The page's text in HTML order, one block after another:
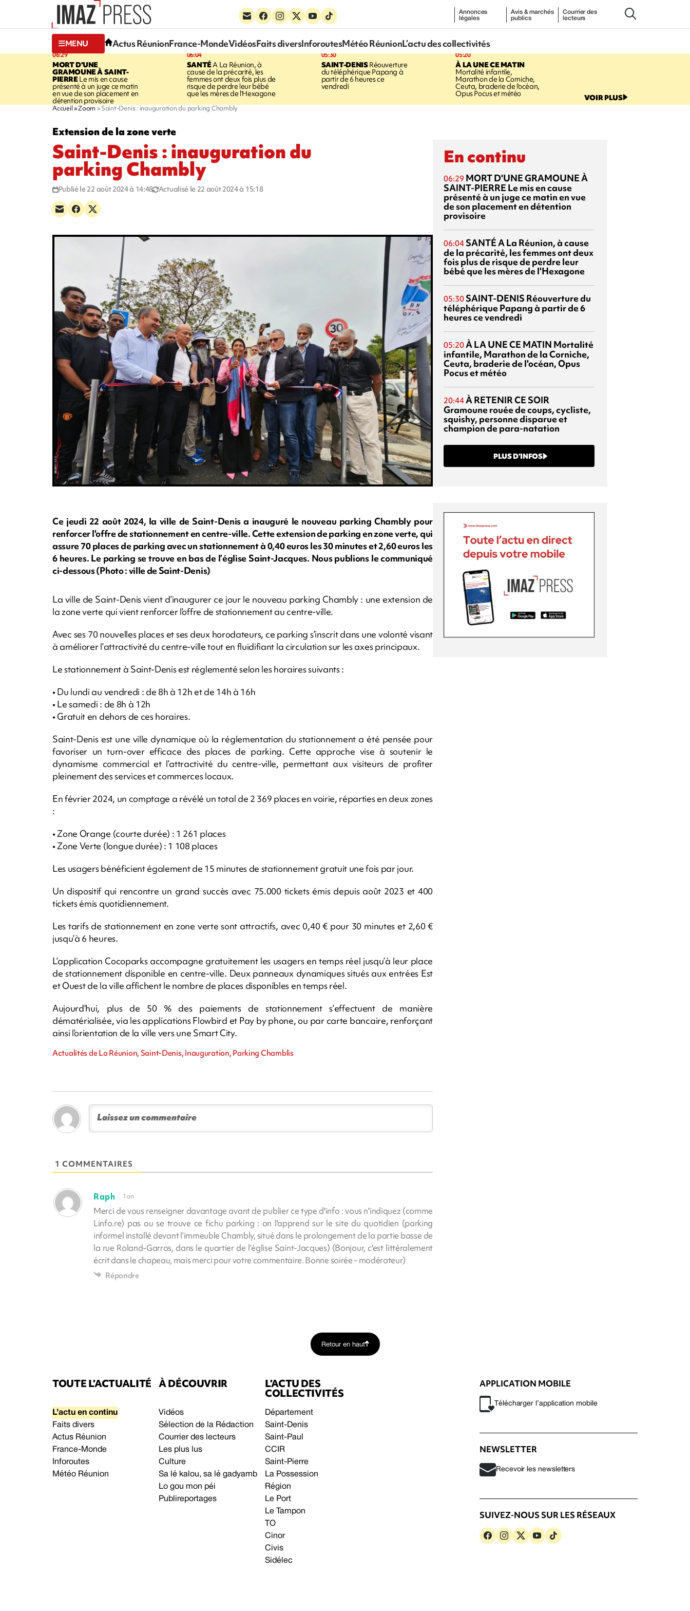
Annonces
légales
Avis & marchés
publics
Courrier des
lecteurs
MENU Actus RéunionFrance-MondeVidéosFaits diversInforoutesMétéo RéunionL’actu des collectivités
06:29
MORT D'UNE
GRAMOUNE À SAINT-
PIERRELe mis en cause
présenté à un juge ce matin
en vue de son placement en
détention provisoire
06:04
SANTÉA La Réunion, à
cause de la précarité, les
femmes ont deux fois plus de
risque de perdre leur bébé
que les mères de l'Hexagone
05:30
SAINT-DENISRéouverture
du téléphérique Papang à
partir de 6 heures ce
vendredi
05:20
À LA UNE CE MATIN
Mortalité infantile,
Marathon de la Corniche,
Ceuta, braderie de l'océan,
Opus Pocus et météo VOIR PLUS
Accueil Zoom Saint-Denis : inauguration du parking Chambly
Extension de la zone verte
Saint-Denis : inauguration du
parking Chambly
Publié le 22 août 2024 à 14:48 Actualisé le 22 août 2024 à 15:18
Ce jeudi 22 août 2024, la ville de Saint-Denis a inauguré le nouveau parking Chambly pour
renforcer l'offre de stationnement en centre-ville. Cette extension de parking en zone verte, qui
assure 70 places de parking avec un stationnement à 0,40 euros les 30 minutes et 2,60 euros les
6 heures. Le parking se trouve en bas de l’église Saint-Jacques. Nous publions le communiqué
ci-dessous (Photo : ville de Saint-Denis)
La ville de Saint-Denis vient d’inaugurer ce jour le nouveau parking Chambly : une extension de
la zone verte qui vient renforcer l’offre de stationnement au centre-ville.
Avec ses 70 nouvelles places et ses deux horodateurs, ce parking s’inscrit dans une volonté visant
à améliorer l’attractivité du centre-ville tout en fluidifiant la circulation sur les axes principaux.
Le stationnement à Saint-Denis est réglementé selon les horaires suivants :
• Du lundi au vendredi : de 8h à 12h et de 14h à 16h
• Le samedi : de 8h à 12h
• Gratuit en dehors de ces horaires.
Saint-Denis est une ville dynamique où la réglementation du stationnement a été pensée pour
favoriser un turn-over efficace des places de parking. Cette approche vise à soutenir le
dynamisme commercial et l’attractivité du centre-ville, permettant aux visiteurs de profiter
pleinement des services et commerces locaux.
En février 2024, un comptage a révélé un total de 2 369 places en voirie, réparties en deux zones
:
• Zone Orange (courte durée) : 1 261 places
• Zone Verte (longue durée) : 1 108 places
Les usagers bénéficient également de 15 minutes de stationnement gratuit une fois par jour.
Un dispositif qui rencontre un grand succès avec 75.000 tickets émis depuis août 2023 et 400
tickets émis quotidiennement.
Les tarifs de stationnement en zone verte sont attractifs, avec 0,40 € pour 30 minutes et 2,60 €
jusqu’à 6 heures.
L’application Cocoparks accompagne gratuitement les usagers en temps réel jusqu’à leur place
de stationnement disponible en centre-ville. Deux panneaux dynamiques situés aux entrées Est
et Ouest de la ville affichent le nombre de places disponibles en temps réel.
Aujourd’hui, plus de 50 % des paiements de stationnement s’effectuent de manière
dématérialisée, via les applications Flowbird et Pay by phone, ou par carte bancaire, renforçant
ainsi l’orientation de la ville vers une Smart City.
Actualités de La Réunion, Saint-Denis, Inauguration, Parking Chamblis
1 COMMENTAIRES
Raph 1 an
Merci de vous renseigner davantage avant de publier ce type d'info : vous n'indiquez (comme
Linfo.re) pas ou se trouve ce fichu parking : on l'apprend sur le site du quotidien (parking
informel installé devant l’immeuble Chambly, situé dans le prolongement de la partie basse de
la rue Roland-Garros, dans le quartier de l’église Saint-Jacques) (Bonjour, c'est littéralement
écrit dans le chapeau, mais merci pour votre commentaire. Bonne soirée - modérateur)
Répondre
En continu
06:29 MORT D'UNE GRAMOUNE À
SAINT-PIERRE Le mis en cause
présenté à un juge ce matin en vue
de son placement en détention
provisoire
06:04 SANTÉA La Réunion, à cause
de la précarité, les femmes ont deux
fois plus de risque de perdre leur
bébé que les mères de l'Hexagone
05:30 SAINT-DENIS Réouverture du
téléphérique Papang à partir de 6
heures ce vendredi
05:20À LA UNE CE MATIN Mortalité
infantile, Marathon de la Corniche,
Ceuta, braderie de l'océan, Opus
Pocus et météo
20:44À RETENIR CE SOIR
Gramoune rouée de coups, cycliste,
squishy, personne disparue et
champion de para-natation
PLUS D’INFOS
Retour en haut
TOUTE L’ACTUALITÉ
L’actu en continu
Faits divers
Actus Réunion
France-Monde
Inforoutes
Météo Réunion
À DÉCOUVRIR
Vidéos
Sélection de la Rédaction
Courrier des lecteurs
Les plus lus
Culture
Sa lé kalou, sa lé gadyamb
Lo gou mon péi
Publireportages
L’ACTU DES
COLLECTIVITÉS
Département
Saint-Denis
Saint-Paul
CCIR
Saint-Pierre
La Possession
Région
Le Port
Le Tampon
TO
Cinor
Civis
Sidélec
APPLICATION MOBILE
Télécharger l’application mobile
NEWSLETTER
Recevoir les newsletters
SUIVEZ-NOUS SUR LES RÉSEAUX